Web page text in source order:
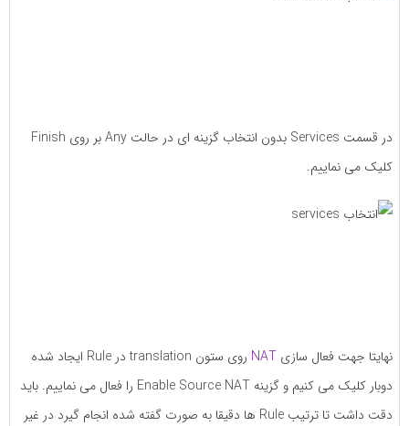
در قسمت Services بدون انتخاب گزینه ای در حالت Any بر روی Finish
کلیک می نماییم.
نهایتا جهت فعال سازی NAT
روی ستون translation در Rule ایجاد شده
دوبار کلیک می کنیم و گزینه Enable Source NAT را فعال می نماییم. باید
دقت داشت تا ترتیب Rule ها دقیقا به صورت گفته شده انجام گیرد در غیر